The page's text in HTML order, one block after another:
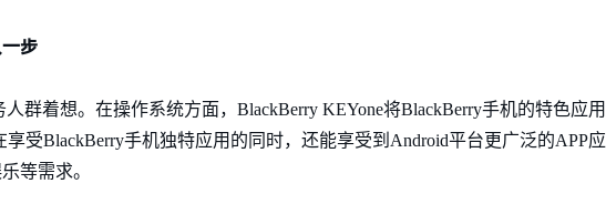
步
群着想。在操作系统方面，BlackBerry KEYone将BlackBerry手机的特色应
受BlackBerry手机独特应用的同时，还能享受到Android平台更广泛的APP
等需求。